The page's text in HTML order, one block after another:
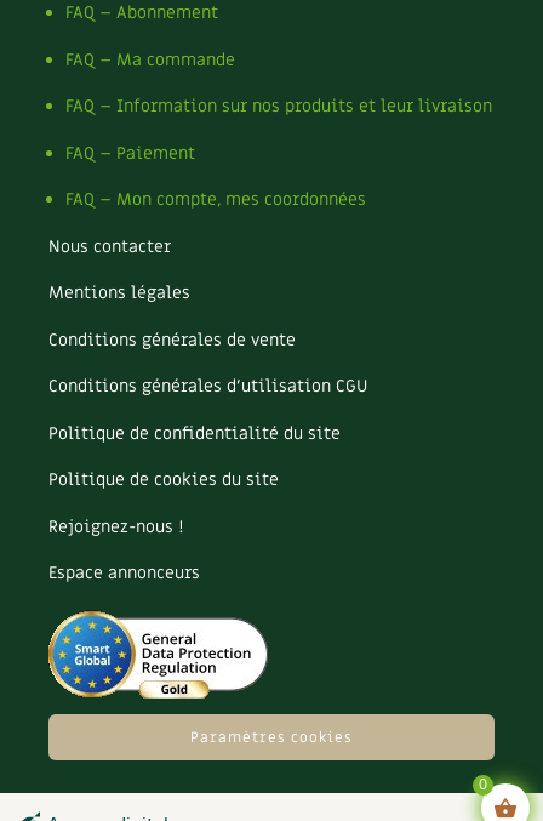
FAQ – Abonnement
FAQ – Ma commande
FAQ – Information sur nos produits et leur livraison
FAQ – Paiement
FAQ – Mon compte, mes coordonnées
Nous contacter
Mentions légales
Conditions générales de vente
Conditions générales d’utilisation CGU
Politique de confidentialité du site
Politique de cookies du site
Rejoignez-nous !
Espace annonceurs
Paramètres cookies
0